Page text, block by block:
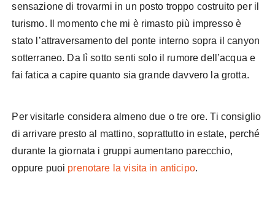
sensazione di trovarmi in un posto troppo costruito per il
turismo. Il momento che mi è rimasto più impresso è
stato l’attraversamento del ponte interno sopra il canyon
sotterraneo. Da lì sotto senti solo il rumore dell’acqua e
fai fatica a capire quanto sia grande davvero la grotta.
Per visitarle considera almeno due o tre ore. Ti consiglio
di arrivare presto al mattino, soprattutto in estate, perché
durante la giornata i gruppi aumentano parecchio,
oppure puoi prenotare la visita in anticipo.